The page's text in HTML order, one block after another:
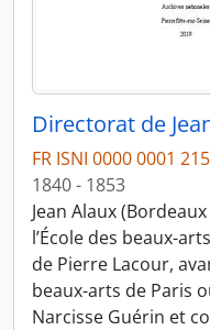
Directorat de
FR ISNI 0000 0001
1840 - 1853
Jean Alaux
l’École des beaux-
de Pierre Lacour,
beaux-arts de Paris
Narcisse Guérin et